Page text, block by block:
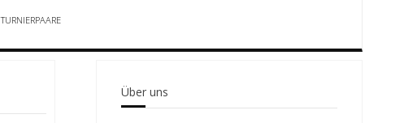
TURNIERPAARE
Über uns